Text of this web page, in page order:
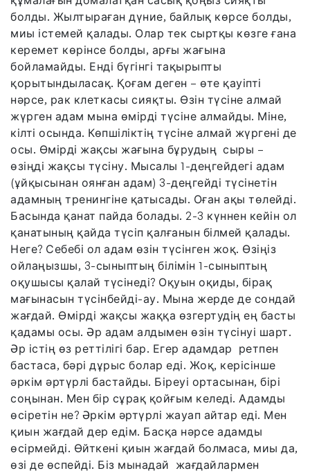
болды. Жылтыраған дүние, байлық көрсе болды,
миы істемей қалады. Олар тек сыртқы көзге ғана
керемет көрінсе болды, арғы жағына
бойламайды. Енді бүгінгі тақырыпты
қорытындыласақ. Қоғам деген – өте қауіпті
нәрсе, рак клеткасы сияқты. Өзін түсіне алмай
жүрген адам мына өмірді түсіне алмайды. Міне,
кілті осында. Көпшіліктің түсіне алмай жүргені де
осы. Өмірді жақсы жағына бұрудың сыры –
өзіңді жақсы түсіну. Мысалы 1-деңгейдегі адам
(ұйқысынан оянған адам) 3-деңгейді түсінетін
адамның тренингіне қатысады. Оған ақы төлейді.
Басында қанат пайда болады. 2-3 күннен кейін ол
қанатының қайда түсіп қалғанын білмей қалады.
Неге? Себебі ол адам өзін түсінген жоқ. Өзіңіз
ойлаңызшы, 3-сыныптың білімін 1-сыныптың
оқушысы қалай түсінеді? Оқуын оқиды, бірақ
мағынасын түсінбейді-ау. Мына жерде де сондай
жағдай. Өмірді жақсы жаққа өзгертудің ең басты
қадамы осы. Әр адам алдымен өзін түсінуі шарт.
Әр істің өз реттілігі бар. Егер адамдар ретпен
бастаса, бәрі дұрыс болар еді. Жоқ, керісінше
әркім әртүрлі бастайды. Біреуі ортасынан, бірі
соңынан. Мен бір сұрақ қойғым келеді. Адамды
өсіретін не? Әркім әртүрлі жауап айтар еді. Мен
қиын жағдай дер едім. Басқа нәрсе адамды
өсірмейді. Өйткені қиын жағдай болмаса, миы да,
өзі де өспейді. Біз мынадай жағдайлармен